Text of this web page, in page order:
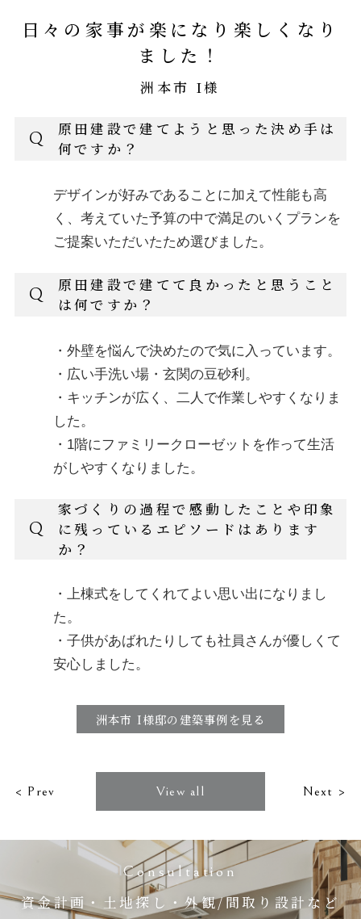
日々の家事が楽になり楽しくなり
ました！
洲本市 I様
Q
原田建設で建てようと思った決め手は
何ですか？
デザインが好みであることに加えて性能も高
く、考えていた予算の中で満足のいくプランを
ご提案いただいたため選びました。
Q
原田建設で建てて良かったと思うこと
は何ですか？
・外壁を悩んで決めたので気に入っています。
・広い手洗い場・玄関の豆砂利。
・キッチンが広く、二人で作業しやすくなりま
した。
・1階にファミリークローゼットを作って生活
がしやすくなりました。
Q
家づくりの過程で感動したことや印象
に残っているエピソードはあります
か？
・上棟式をしてくれてよい思い出になりまし
た。
・子供があばれたりしても社員さんが優しくて
安心しました。
洲本市 I様邸の建築事例を見る
< Prev View all Next >
Consultation
資金計画・土地探し・外観/間取り設計など